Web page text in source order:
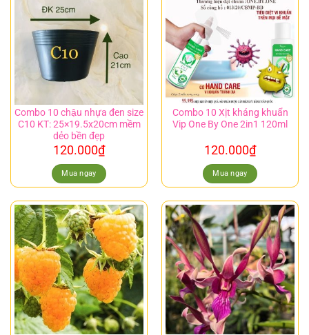
Combo 10 chậu nhựa đen size
C10 KT: 25×19.5x20cm mềm
dẻo bền đẹp
120.000₫
Mua ngay
Combo 10 Xịt kháng khuẩn
Vip One By One 2in1 120ml
120.000₫
Mua ngay